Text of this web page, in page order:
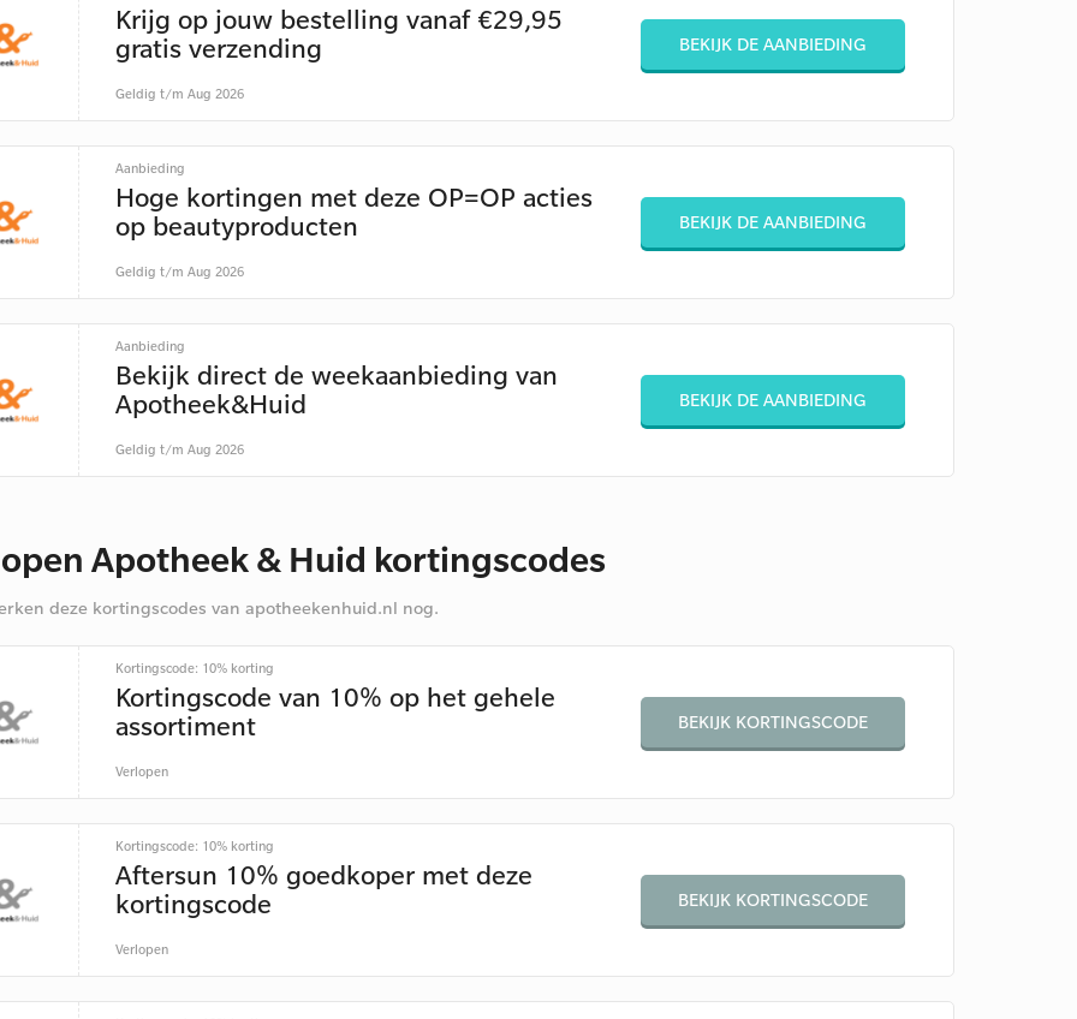
Krijg op jouw bestelling vanaf €29,95
gratis verzending
Geldig t/m Aug 2026
BEKIJK DE AANBIEDING
Aanbieding
Hoge kortingen met deze OP=OP acties
op beautyproducten
Geldig t/m Aug 2026
BEKIJK DE AANBIEDING
Aanbieding
Bekijk direct de weekaanbieding van
Apotheek&Huid
Geldig t/m Aug 2026
BEKIJK DE AANBIEDING
Apotheek & Huid kortingscodes
deze kortingscodes van apotheekenhuid.nl nog.
Kortingscode: 10% korting
Kortingscode van 10% op het gehele
assortiment
Verlopen
BEKIJK KORTINGSCODE
Kortingscode: 10% korting
Aftersun 10% goedkoper met deze
kortingscode
Verlopen
BEKIJK KORTINGSCODE